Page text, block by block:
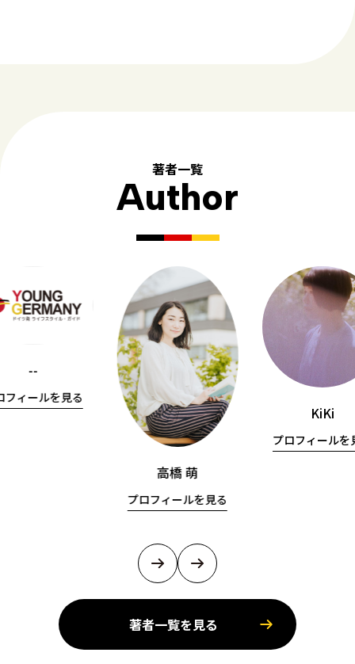
著者一覧
Author
--
フィールを見る
高橋 萌
プロフィールを見る
KiKi
プロフィールを
著者一覧を見る